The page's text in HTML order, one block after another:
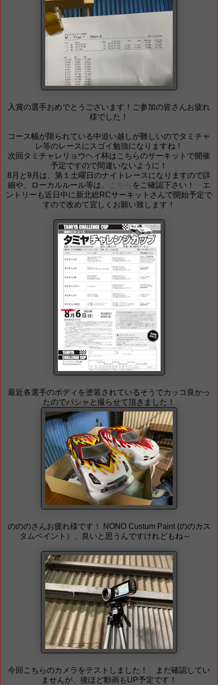
入賞の選手おめでとうございます！ご参加の皆さんお疲れ
様でした！
コース幅が限られている中追い越しが難しいのでタミチャ
レ等のレースにスゴイ勉強になりますね！
次回タミチャレリョウヘイ杯はこちらのサーキットで開催
予定ですので間違いないように！
8月と9月は、第１土曜日のナイトレースになりますので詳
細や、ローカルルール等は、
こちら をご確認下さい！ エ
ントリーも近日中に新北総RCサーキットさんで開始予定で
すので改めて宜しくお願い致します！
最近各選手のボディを塗装されているそうでカッコ良かっ
たのでパシャと撮らせて頂きました！
のののさんお疲れ様です！ NONO Custum Paint (ののカス
タムペイント）、良いと思うんですけれどもね～
今回こちらのカメラをテストしました！ まだ確認してい
ませんが、後ほど動画もUP予定です！